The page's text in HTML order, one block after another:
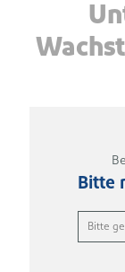
Bitte